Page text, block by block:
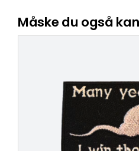
Måske du også